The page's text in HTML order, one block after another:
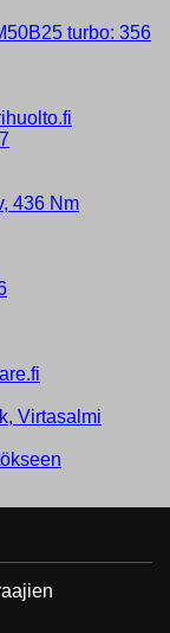
turbo: 356
436 Nm
Virtasalmi